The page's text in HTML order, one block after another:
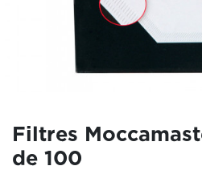
Filtres
de 100